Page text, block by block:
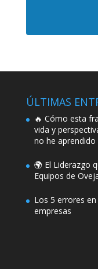
ÚLTIMAS
🔥 Cómo esta
vida y
no he
🌍 El Liderazgo
Equipos de
Los 5 errores
empresas